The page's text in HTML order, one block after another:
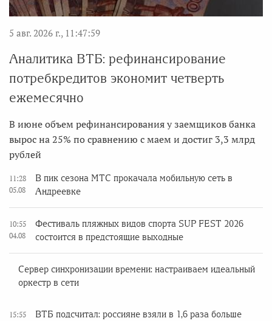
5 авг. 2026 г., 11:47:59
Аналитика ВТБ: рефинансирование
потребкредитов экономит четверть
ежемесячно
В июне объем рефинансирования у заемщиков банка
вырос на 25% по сравнению с маем и достиг 3,3 млрд
рублей
11:28
05.08
В пик сезона МТС прокачала мобильную сеть в
Андреевке
10:55
04.08
Фестиваль пляжных видов спорта SUP FEST 2026
состоится в предстоящие выходные
Сервер синхронизации времени: настраиваем идеальный
оркестр в сети
15:55
ВТБ подсчитал: россияне взяли в 1,6 раза больше